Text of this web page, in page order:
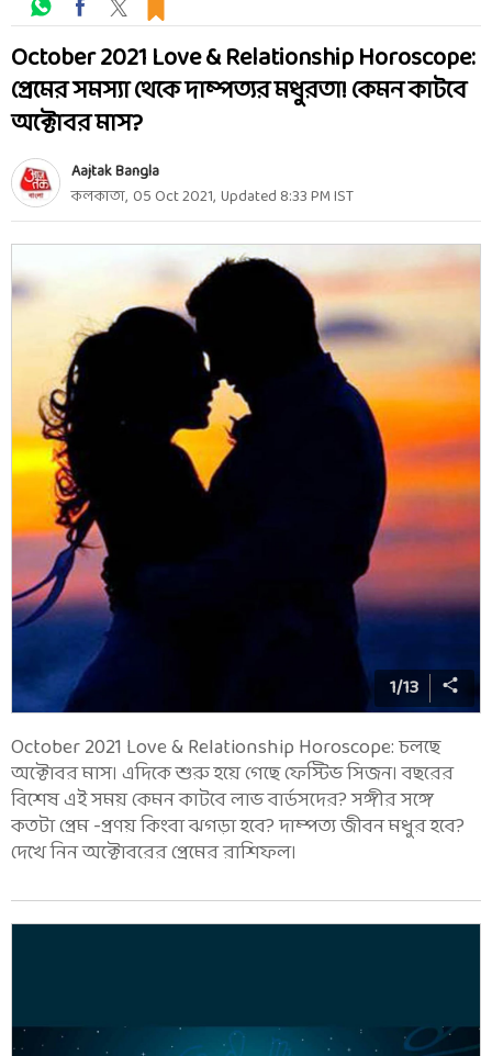
October 2021 Love & Relationship Horoscope:
প্রেমের সমস্যা থেকে দাম্পত্যর মধুরতা! কেমন কাটবে
অক্টোবর মাস?
Aajtak Bangla
কলকাতা, 05 Oct 2021, Updated 8:33 PMIST
1/13
October 2021 Love & Relationship Horoscope: চলছে
অক্টোবর মাস। এদিকে শুরু হয়ে গেছে ফেস্টিভ সিজন। বছরের
বিশেষ এই সময় কেমন কাটবে লাভ বার্ডসদের? সঙ্গীর সঙ্গে
কতটা প্রেম -প্রণয় কিংবা ঝগড়া হবে? দাম্পত্য জীবন মধুর হবে?
দেখে নিন অক্টোবরের প্রেমের রাশিফল।